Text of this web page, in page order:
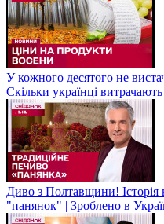
У кожного десятого не
Скільки українці
Диво з Полтавщини! Історія
"панянок" | Зроблено в